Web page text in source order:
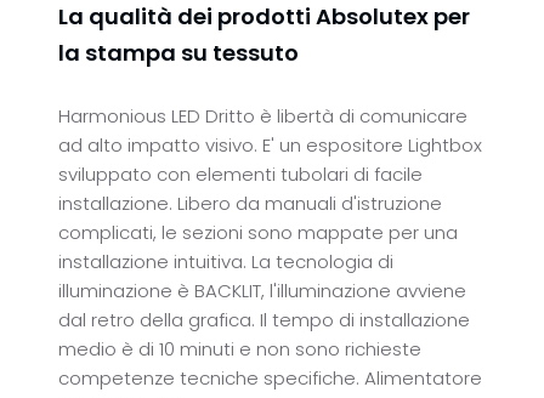
La qualità dei prodotti Absolutex per
la stampa su tessuto
Harmonious LED Dritto è libertà di comunicare
ad alto impatto visivo. E' un espositore Lightbox
sviluppato con elementi tubolari di facile
installazione. Libero da manuali d'istruzione
complicati, le sezioni sono mappate per una
installazione intuitiva. La tecnologia di
illuminazione è BACKLIT, l'illuminazione avviene
dal retro della grafica. Il tempo di installazione
medio è di 10 minuti e non sono richieste
competenze tecniche specifiche. Alimentatore